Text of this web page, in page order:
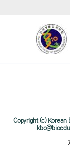
Copyright (c) Korean